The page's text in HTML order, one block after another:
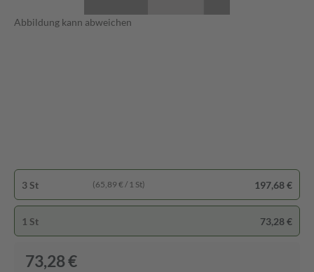
Abbildung kann abweichen
3 St (65,89 € / 1 St) 197,68 €
1 St 73,28 €
73,28 €